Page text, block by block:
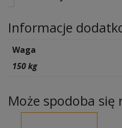
Informacje
Waga
150 kg
Może spodoba się